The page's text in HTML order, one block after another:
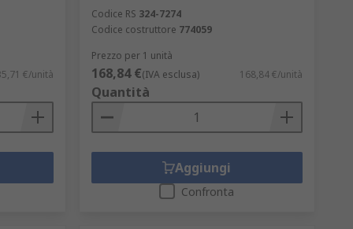
€/unità
Codice RS 324-7274
Codice costruttore 774059
Prezzo per 1 unità
168,84 €(IVA esclusa) 168,84 €/unità
Quantità
Aggiungi
Confronta